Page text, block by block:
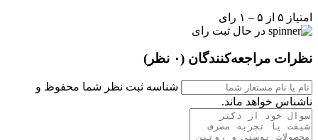
امتیاز ۵ از ۵ – ۱ رای
در حال ثبت رای
نظرات مراجعه‌کنندگان (۰ نظر)
شناسه ثبت نظر شما محفوظ و
ناشناس خواهد ماند.